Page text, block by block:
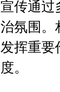
宣传通过
治氛围。
发挥重要
度。